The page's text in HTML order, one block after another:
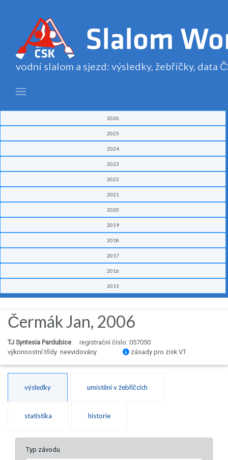
vodní slalom a sjezd: výsledky, žebříčky, data
2026
2025
2024
2023
2022
2021
2020
2019
2018
2017
2016
2015
Čermák Jan, 2006
TJ Syntesia Pardubice
registrační číslo: 057050
výkonnostní třídy neevidovány
zásady pro zisk VT
výsledky umístění v žebříčcích
statistika historie
Typ závodu